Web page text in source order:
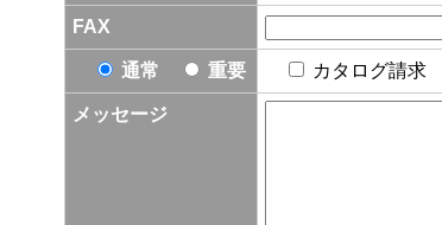
FAX
通常 重要 カタログ請求
メッセージ